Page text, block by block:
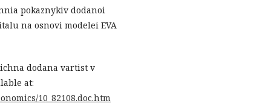
pokaznykiv dodanoi
na osnovi modelei EVA
dodana vartist v
at:
10_82108.doc.htm